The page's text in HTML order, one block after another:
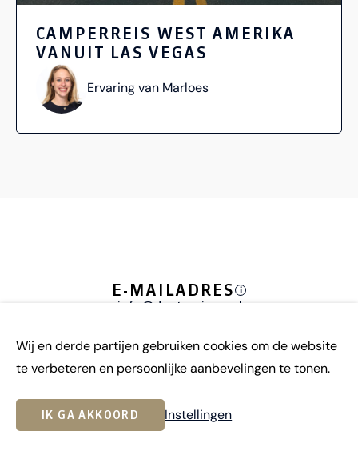
Wij en derde partijen gebruiken cookies om de website
te verbeteren en persoonlijke aanbevelingen te tonen.
IK GA AKKOORD Instellingen
CAMPERREIS WEST AMERIKA
VANUIT LAS VEGAS
Ervaring van Marloes
E-MAILADRES i
info@doetsreizen.nl
PERSOONLIJK ADVIES
Plan een afspraak
WHATSAPP